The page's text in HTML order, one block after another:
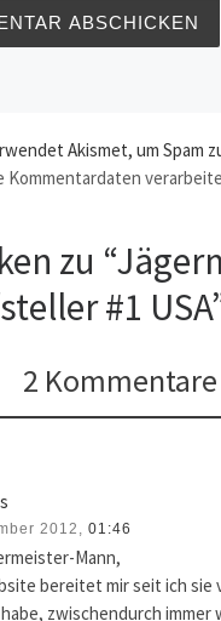
Akismet, um Spam
Kommentardaten
zu
#1
2 Kommentare
2012, 01:46
Mann,
bereitet mir seit ich sie
zwischendurch immer